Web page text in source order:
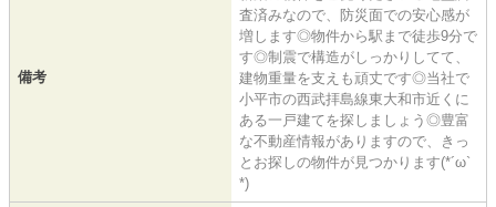
備考
査済みなので、防災面での安心感が
増します◎物件から駅まで徒歩9分で
す◎制震で構造がしっかりしてて、
建物重量を支えも頑丈です◎当社で
小平市の西武拝島線東大和市近くに
ある一戸建てを探しましょう◎豊富
な不動産情報がありますので、きっ
とお探しの物件が見つかります(*´ω`
*)